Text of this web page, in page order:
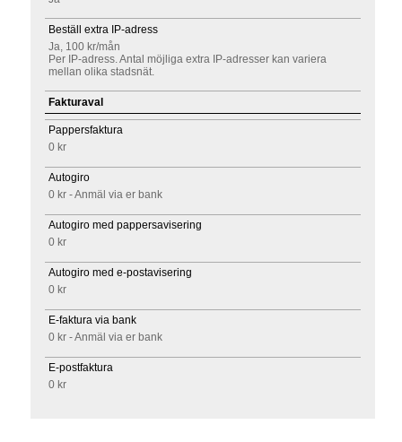
Beställ extra IP-adress
Ja, 100 kr/mån
Per IP-adress. Antal möjliga extra IP-adresser kan variera
mellan olika stadsnät.
Fakturaval
Pappersfaktura
0 kr
Autogiro
0 kr - Anmäl via er bank
Autogiro med pappersavisering
0 kr
Autogiro med e-postavisering
0 kr
E-faktura via bank
0 kr - Anmäl via er bank
E-postfaktura
0 kr